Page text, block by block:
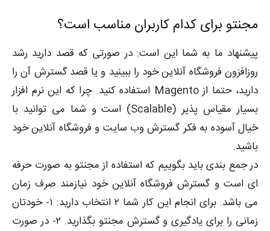
مجنتو برای کدام کاربران مناسب است؟
پیشنهاد ما به شما این است: در صورتی که قصد دارید رشد
روزافزون فروشگاه آنلاین خود را ببینید و یا قصد گسترش آن را
دارید، حتما از Magento استفاده کنید. چرا که این نرم افزار
بسیار مقیاس پذیر (Scalable) است و شما می توانید با
خیال آسوده به فکر گسترش وب سایت و فروشگاه آنلاین خود
باشید.
در جمع بندی باید بگوییم که استفاده از مجنتو به صورت حرفه
ای است و گسترش فروشگاه آنلاین خود نیازمند صرف زمان
می باشد. برای انجام این کار شما ۲ انتخاب دارید: ۱- خودتان
زمانی را برای یادگیری و گسترش مجنتو بگذارید. ۲- در صورت